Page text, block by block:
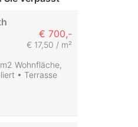
€ 700,-
€ 17,50 / m²
Wohnfläche,
• Terrasse